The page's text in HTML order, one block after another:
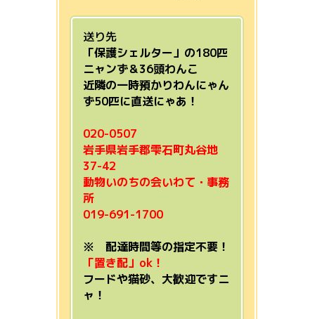
送り先
「保護シェルター」の180匹
ニャンず＆36頭わんこ
近隣の一時預かりわんにゃん
ず50匹に直送にゃあ！
020-0507
岩手県岩手郡雫石町丸谷地
37-42
動物いのちの会いわて・事務
所
019-691-1700
※ 配達時間等の指定不要！
「置き配」ok！
フードや猫砂、大歓迎ですニ
ャ！